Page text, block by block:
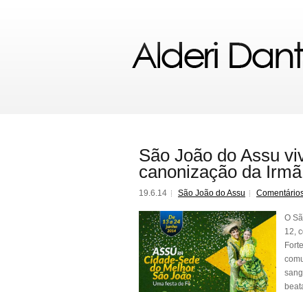
São João do Assu
canonização da
19.6.14 São João do Assu
O
12,